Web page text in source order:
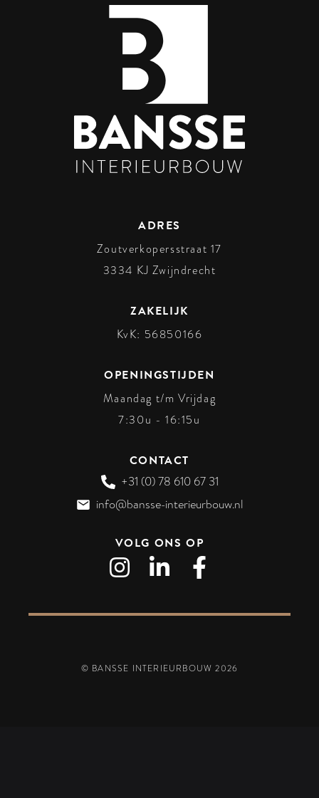
ADRES
Zoutverkopersstraat 17
3334 KJ Zwijndrecht
ZAKELIJK
KvK: 56850166
OPENINGSTIJDEN
Maandag t/m Vrijdag
7:30u - 16:15u
CONTACT
+31 (0) 78 610 67 31
info@bansse-interieurbouw.nl
VOLG ONS OP
© BANSSE INTERIEURBOUW2026